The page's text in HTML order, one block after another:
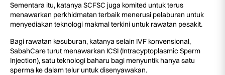
Sementara itu, katanya SCFSC juga komited untuk terus
menawarkan perkhidmatan terbaik menerusi pelaburan untuk
menyediakan teknologi makmal terkini untuk rawatan pesakit.
Bagi rawatan kesuburan, katanya selain IVF konvensional,
SabahCare turut menawarkan ICSI (Intracyptoplasmic Sperm
Injection), satu teknologi baharu bagi menyuntik hanya satu
sperma ke dalam telur untuk disenyawakan.